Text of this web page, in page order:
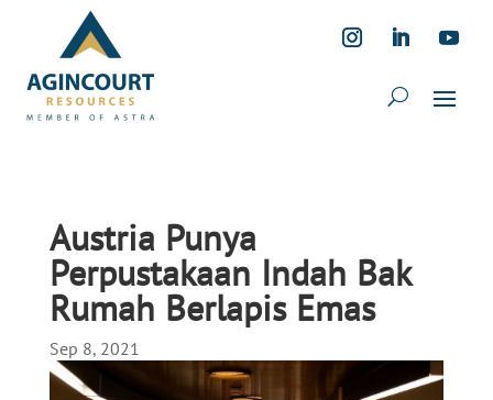
Austria Punya
Perpustakaan Indah Bak
Rumah Berlapis Emas
Sep 8, 2021